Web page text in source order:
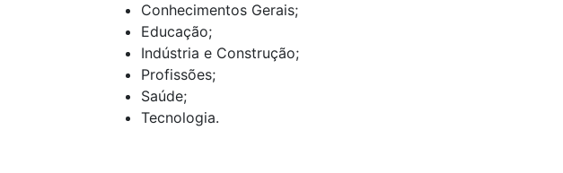
Conhecimentos Gerais;
Educação;
Indústria e Construção;
Profissões;
Saúde;
Tecnologia.